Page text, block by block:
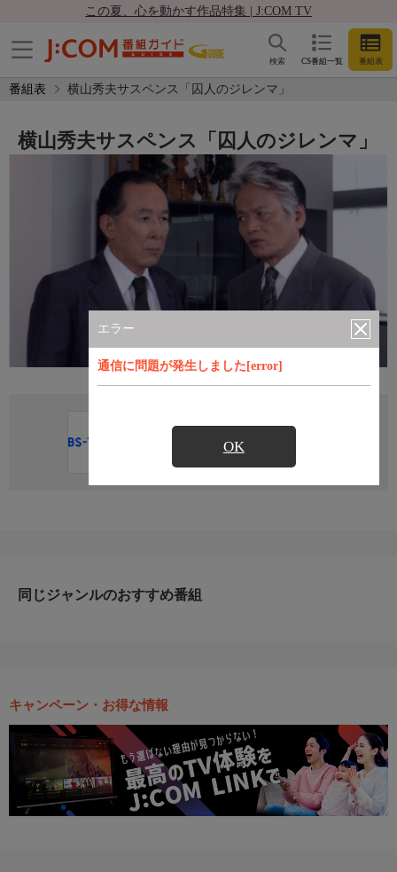
この夏、心を動かす作品特集 | J:COM TV
CS番組一覧 番組表
検索
番組表 横山秀夫サスペンス「囚人のジレンマ」
エラー
通信に問題が発生しました[error]
OK
横山秀夫サスペンス「囚人のジレンマ」
直近の放送予定はありません
同じジャンルのおすすめ番組
キャンペーン・お得な情報